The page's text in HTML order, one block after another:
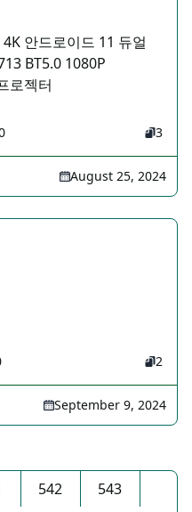
안드로이드 11 듀얼
BT5.0 1080P
로젝터
3
August 25, 2024
2
September 9, 2024
542 543